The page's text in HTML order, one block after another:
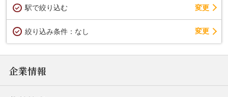
駅で絞り込む 変更
絞り込み条件： なし 変更
企業情報